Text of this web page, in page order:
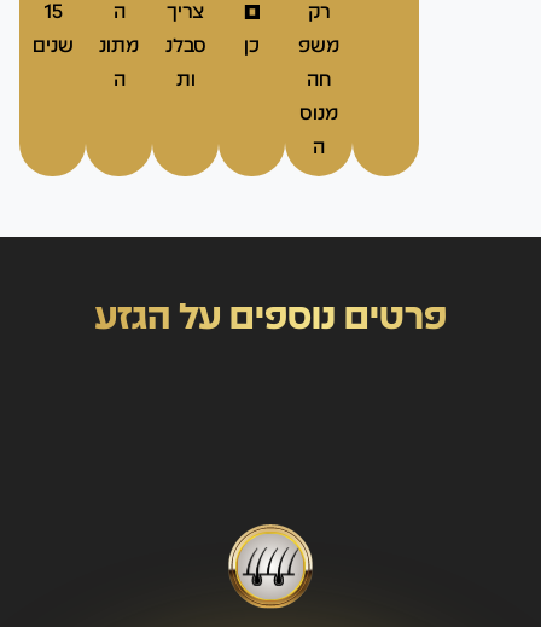
רק
משפ
חה
מנוס
ה
ם
כן
צריך
סבלנ
ות
ה
מתונ
ה
15
שנים
פרטים נוספים על הגזע